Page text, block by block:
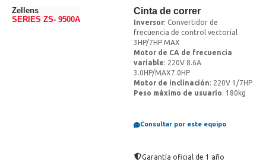
Zellens
SERIES ZS- 9500A
Cinta de correr
Inversor: Convertidor de
frecuencia de control vectorial
3HP/7HP MAX
Motor de CA de frecuencia
variable: 220V 8.6A
3.0HP/MAX7.0HP
Motor de inclinación: 220V 1/7HP
Peso máximo de usuario: 180kg
Consultar por este equipo
Garantía oficial de 1 año